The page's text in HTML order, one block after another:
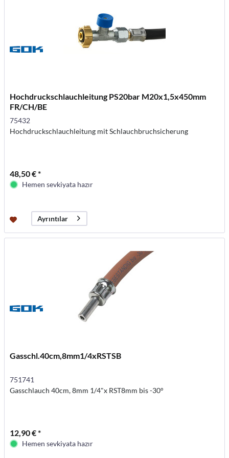
Hochdruckschlauchleitung PS20bar M20x1,5x450mm
FR/CH/BE
75432
Hochdruckschlauchleitung mit Schlauchbruchsicherung
48,50 € *
Hemen sevkiyata hazır
Ayrıntılar
Gasschl.40cm,8mm1/4xRSTSB
751741
Gasschlauch 40cm, 8mm 1/4"x RST8mm bis -30°
12,90 € *
Hemen sevkiyata hazır